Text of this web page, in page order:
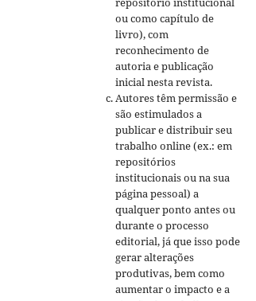
ou como capítulo de
livro), com
reconhecimento de
autoria e publicação
inicial nesta revista.
Autores têm permissão e
são estimulados a
publicar e distribuir seu
trabalho online (ex.: em
repositórios
institucionais ou na sua
página pessoal) a
qualquer ponto antes ou
durante o processo
editorial, já que isso pode
gerar alterações
produtivas, bem como
aumentar o impacto e a